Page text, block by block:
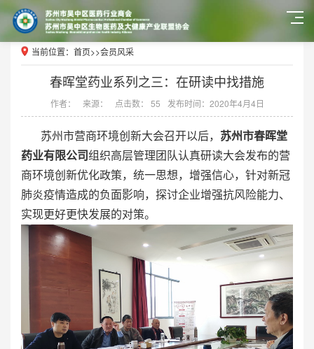
当前位置： 首页>>会员风采
春晖堂药业系列之三：在研读中找措施
作者： 来源： 点击数： 55 发布时间：2020年4月4日
苏州市营商环境创新大会召开以后， 苏州市春晖堂
药业有限公司组织高层管理团队认真研读大会发布的营
商环境创新优化政策，统一思想，增强信心，针对新冠
肺炎疫情造成的负面影响，探讨企业增强抗风险能力、
实现更好更快发展的对策。